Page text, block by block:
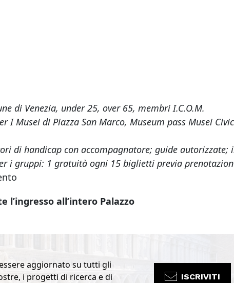
di Venezia, under 25, over 65, membri I.C.O.M.
I Musei di Piazza San Marco, Museum pass Musei
di handicap con accompagnatore; guide
i gruppi: 1 gratuità ogni 15 biglietti previa
l’ingresso all’intero Palazzo
aggiornato su tutti gli
i progetti di ricerca e di
ISCRIVITI